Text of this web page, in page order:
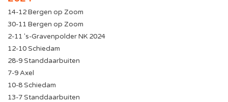
14-12 Bergen op Zoom
30-11 Bergen op Zoom
2-11 's-Gravenpolder NK 2024
12-10 Schiedam
28-9 Standdaarbuiten
7-9 Axel
10-8 Schiedam
13-7 Standdaarbuiten